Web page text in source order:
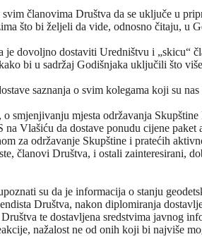
članovima Društva da se uključe u
što bi željeli da vide, odnosno čitaju, u
je dovoljno dostaviti Uredništvu i „skicu“
bi u sadržaj Godišnjaka uključili što
saznanja o svim kolegama koji su
smjenjivanju mjesta održavanja
Vlašiću da dostave ponudu cijene paket
za održavanje Skupštine i pratećih
članovi Društva, i ostali zainteresirani,
su da je informacija o stanju
Društva, nakon diplomiranja
te dostavljena sredstvima javnog
nažalost ne od onih koji bi najviše